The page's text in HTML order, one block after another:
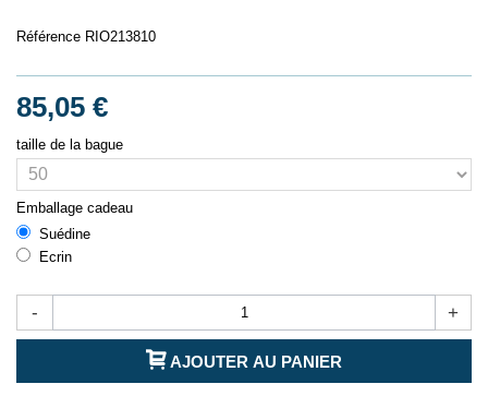
Référence RIO213810
85,05 €
taille de la bague
Emballage cadeau
Suédine
Ecrin
- +
AJOUTER AU PANIER